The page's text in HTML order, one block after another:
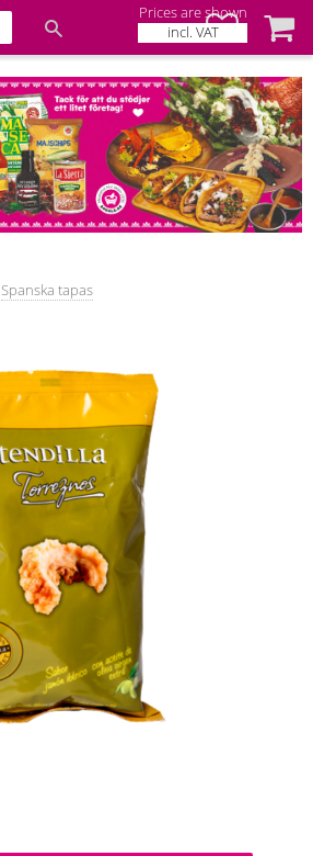
Prices are shown
incl. VAT
Favorites
Basket
Spanska tapas